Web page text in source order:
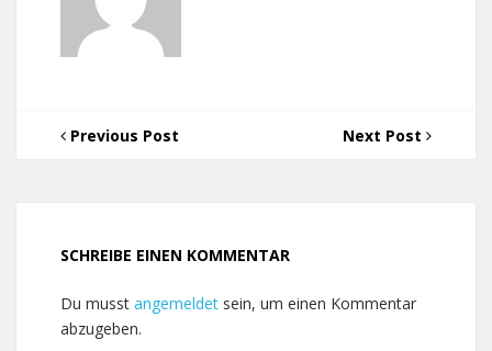
Previous Post Next Post
SCHREIBE EINEN KOMMENTAR
Du musst angemeldet sein, um einen Kommentar
abzugeben.